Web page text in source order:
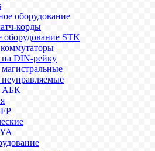
оборудование
корды
STK
DIN-рейку
АБК